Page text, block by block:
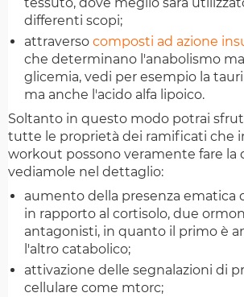
tessuto, dove meglio sarà
differenti scopi;
attraverso composti ad azione
che determinano l'anabolismo ma
glicemia, vedi per esempio la
ma anche l'acido alfa lipoico.
Soltanto in questo modo potrai
tutte le proprietà dei ramificati che
workout possono veramente fare la
vediamole nel dettaglio:
aumento della presenza ematica
in rapporto al cortisolo, due
antagonisti, in quanto il primo è
l'altro catabolico;
attivazione delle segnalazioni di
cellulare come mtorc;